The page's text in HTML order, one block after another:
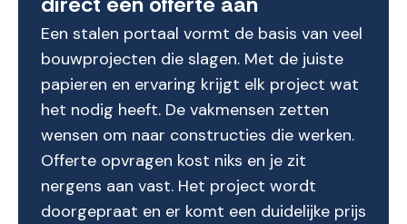
Een stalen portaal vormt de basis van veel
bouwprojecten die slagen. Met de juiste
papieren en ervaring krijgt elk project wat
het nodig heeft. De vakmensen zetten
wensen om naar constructies die werken.
Offerte opvragen kost niks en je zit
nergens aan vast. Het project wordt
doorgepraat en er komt een duidelijke prijs